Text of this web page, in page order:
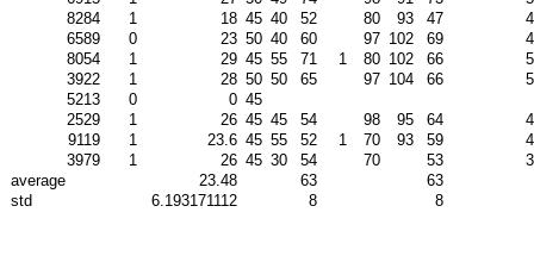
8284
1 18 45 40 52 80 93 47
6589
0 23 50 40 60 97 102 69
8054
1 29 45 55 71 1 80 102 66
3922
1 28 50 50 65 97 104 66
5213
0 0 45
2529
1 26 45 45 54 98 95 64
9119
1 23.6 45 55 52 1 70 93 59
3979
1 26 45 30 54 70 53
average
23.48 63
63
std
6.193171112 8 8